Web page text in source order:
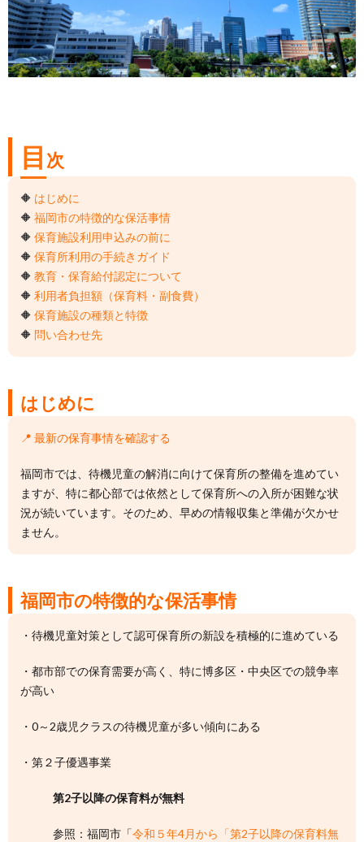
目 次
🔶 はじめに
🔶 福岡市の特徴的な保活事情
🔶 保育施設利用申込みの前に
🔶 保育所利用の手続きガイド
🔶 教育・保育給付認定について
🔶 利用者負担額（保育料・副食費）
🔶 保育施設の種類と特徴
🔶 問い合わせ先
はじめに
📍 最新の保育事情を確認する
福岡市では、待機児童の解消に向けて保育所の整備を進めてい
ますが、特に都心部では依然として保育所への入所が困難な状
況が続いています。そのため、早めの情報収集と準備が欠かせ
ません。
福岡市の特徴的な保活事情
・待機児童対策として認可保育所の新設を積極的に進めている
・都市部での保育需要が高く、特に博多区・中央区での競争率
が高い
・0～2歳児クラスの待機児童が多い傾向にある
・第２子優遇事業
第2子以降の保育料が無料
参照：福岡市「令和５年4月から「第2子以降の保育料無